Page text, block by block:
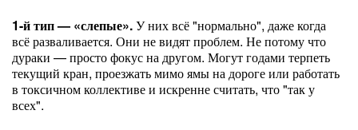
1-й тип — «слепые».У них всё "нормально", даже когда
всё разваливается. Они не видят проблем. Не потому что
дураки — просто фокус на другом. Могут годами терпеть
текущий кран, проезжать мимо ямы на дороге или работать
в токсичном коллективе и искренне считать, что "так у
всех".